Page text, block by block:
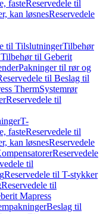
fasteReservedele til
kan løsnesReservedele
til TilslutningerTilbehør
til Geberit
Pakninger til rør og
til Beslag til
ThermSystemrør
Reservedele til
T-
fasteReservedele til
kan løsnesReservedele
Reservedele
til
Reservedele til T-stykker
Reservedele til
Mapress
Beslag til